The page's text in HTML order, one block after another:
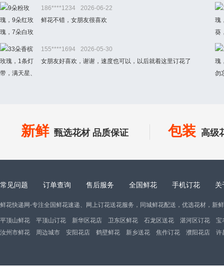
186****1234
2026-06-22
鲜花不错，女朋友很喜欢
155****1694
2026-05-30
女朋友好喜欢，谢谢，速度也可以，以后就着这里订花了
新鲜 甄选花材 品质保证 包装 高级
常见问题 订单查询 售后服务 全国鲜花 手机订花 关
鲜花快递网-专注全国鲜花速递、网上订花送花服务，同城鲜花配送，优选花材，新
平顶山鲜花 平顶山订花 新华区花店 卫东区鲜花 石龙区送花 湛河区订花
宝
汝州市鲜花
周边城市 安阳花店 鹤壁鲜花 新乡送花 焦作订花 濮阳花店 许